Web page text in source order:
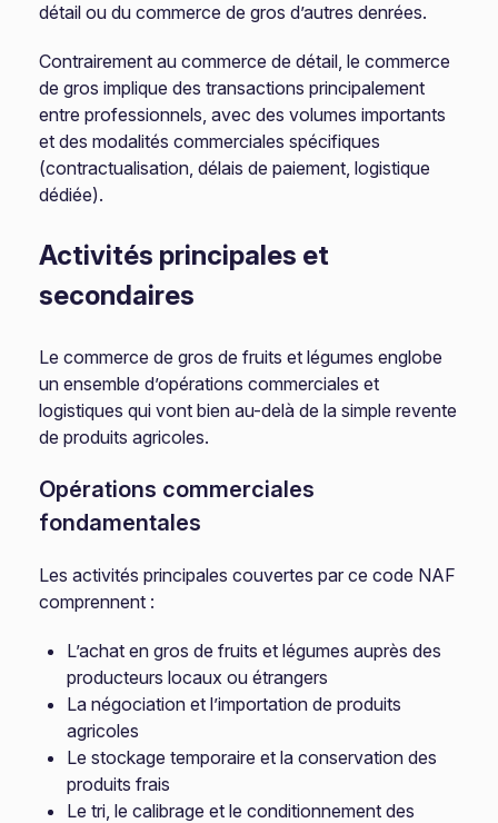
détail ou du commerce de gros d’autres denrées.
Contrairement au commerce de détail, le commerce
de gros implique des transactions principalement
entre professionnels, avec des volumes importants
et des modalités commerciales spécifiques
(contractualisation, délais de paiement, logistique
dédiée).
Activités principales et
secondaires
Le commerce de gros de fruits et légumes englobe
un ensemble d’opérations commerciales et
logistiques qui vont bien au-delà de la simple revente
de produits agricoles.
Opérations commerciales
fondamentales
Les activités principales couvertes par ce code NAF
comprennent :
L’achat en gros de fruits et légumes auprès des
producteurs locaux ou étrangers
La négociation et l’importation de produits
agricoles
Le stockage temporaire et la conservation des
produits frais
Le tri, le calibrage et le conditionnement des